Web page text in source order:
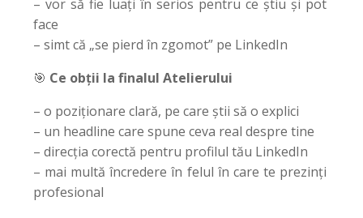
– vor să fie luați în serios pentru ce știu și pot
face
– simt că „se pierd în zgomot” pe LinkedIn
🎯 Ce obții la finalul Atelierului
– o poziționare clară, pe care știi să o explici
– un headline care spune ceva real despre tine
– direcția corectă pentru profilul tău LinkedIn
– mai multă încredere în felul în care te prezinți
profesional